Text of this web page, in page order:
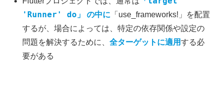
'Runner' do 」 の中に 「use_frameworks!」を配置
するが、場合によっては、特定の依存関係や設定の
問題を解決するために、全ターゲットに適用する必
要がある